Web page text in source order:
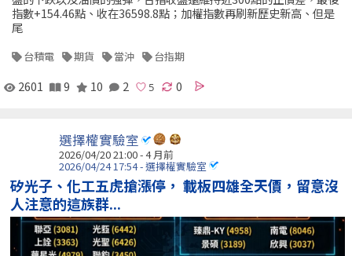
指數+154.46點、收在36598.8點；加權指數再刷新歷史新高、但是
尾
台積電 期貨 當沖 台指期
2601 9 10 2 0
選擇權實驗室
2026/04/20 21:00 - 4 月前
2026/04/24 17:54 - 選擇權實驗室
矽光子、化工五虎搶漲停， 載板四雄全天價，留意沒
人注意的這族群...